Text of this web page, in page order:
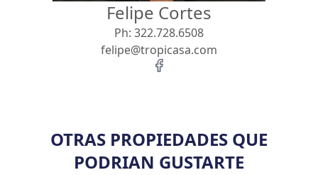
Felipe Cortes
Ph: 322.728.6508
felipe@tropicasa.com
OTRAS PROPIEDADES QUE
PODRIAN GUSTARTE